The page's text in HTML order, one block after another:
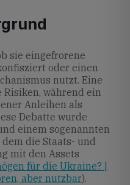
sie eingefrorene
oder einen
nutzt. Eine
während ein
Anleihen als
Debatte wurde
einem sogenannten
die Staats- und
mit den Assets
für die Ukraine? |
aber nutzbar).